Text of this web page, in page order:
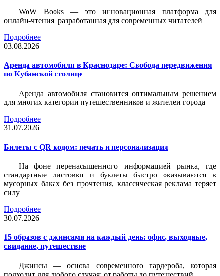
WoW Books — это инновационная платформа для
онлайн-чтения, разработанная для современных читателей
Подробнее
03.08.2026
Аренда автомобиля в Краснодаре: Свобода передвижения
по Кубанской столице
Аренда автомобиля становится оптимальным решением
для многих категорий путешественников и жителей города
Подробнее
31.07.2026
Билеты c QR кодом: печать и персонализация
На фоне перенасыщенного информацией рынка, где
стандартные листовки и буклеты быстро оказываются в
мусорных баках без прочтения, классическая реклама теряет
силу
Подробнее
30.07.2026
15 образов с джинсами на каждый день: офис, выходные,
свидание, путешествие
Джинсы — основа современного гардероба, которая
подходит для любого случая: от работы до путешествий